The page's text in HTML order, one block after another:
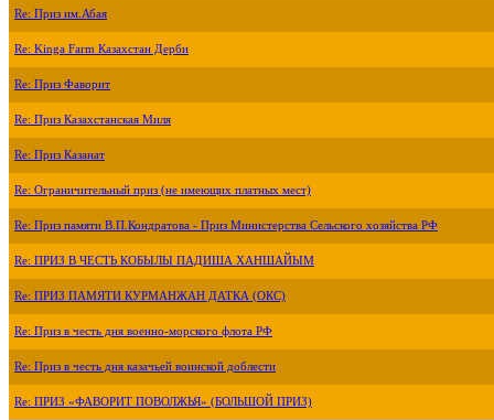
Re: Приз им.Абая
Re: Kinga Farm Казахстан Дерби
Re: Приз Фаворит
Re: Приз Казахстанская Миля
Re: Приз Казанат
Re: Ограничительный приз (не имеющих платных мест)
Re: Приз памяти В.П.Кондратова - Приз Министерства Сельского хозяйства РФ
Re: ПРИЗ В ЧЕСТЬ КОБЫЛЫ ПАДИША ХАНШАЙЫМ
Re: ПРИЗ ПАМЯТИ КУРМАНЖАН ДАТКА (ОКС)
Re: Приз в честь дня военно-морского флота РФ
Re: Приз в честь дня казачьей воинской доблести
Re: ПРИЗ «ФАВОРИТ ПОВОЛЖЬЯ» (БОЛЬШОЙ ПРИЗ)